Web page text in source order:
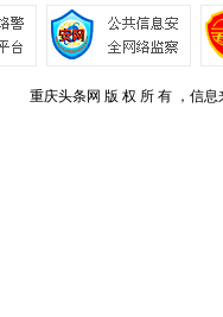
重庆头条网 版 权 所 有 ，信